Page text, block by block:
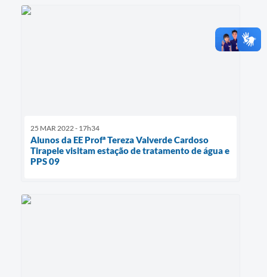
25 MAR 2022 - 17h34
Alunos da EE Profª Tereza Valverde Cardoso
Tirapele visitam estação de tratamento de água e
PPS 09